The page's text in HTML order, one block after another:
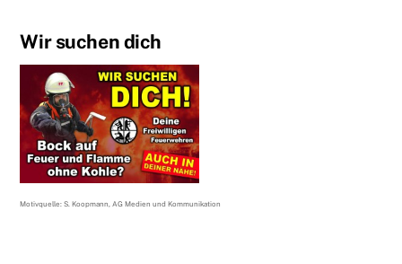
Wir suchen dich
Motivquelle: S. Koopmann, AG Medien und Kommunikation